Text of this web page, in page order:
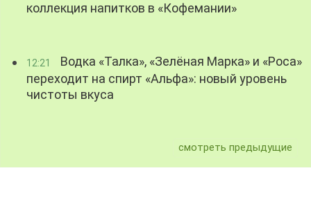
коллекция напитков в «Кофемании»
12:21
Водка «Талка», «Зелёная Марка» и «Роса»
переходит на спирт «Альфа»: новый уровень
чистоты вкуса
смотреть предыдущие